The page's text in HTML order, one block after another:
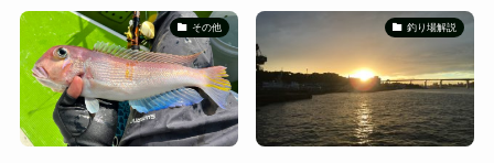
その他 釣り場解説